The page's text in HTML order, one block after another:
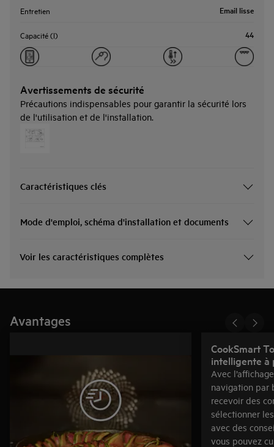
Entretien Email lisse
Capacité (l) 44
Avertissements de sécurité
Précautions indispensables pour garantir la sécurité lors
de l'utilisation et de l'installation.
Caractéristiques clés
Mode d'emploi, schéma d'installation et documents
Voir les caractéristiques complètes
Avantages
CookSmart
intelligente à
Avec
navigation par
recevoir des
sélectionner
avec des
vous pouvez